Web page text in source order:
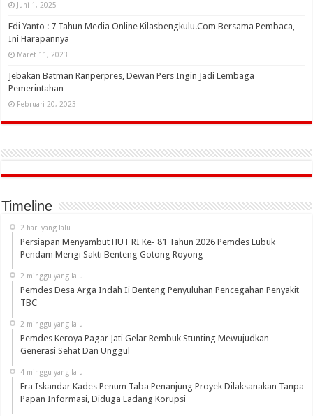
Juni 1, 2025
Edi Yanto : 7 Tahun Media Online Kilasbengkulu.Com Bersama Pembaca,
Ini Harapannya
Maret 11, 2023
Jebakan Batman Ranperpres, Dewan Pers Ingin Jadi Lembaga
Pemerintahan
Februari 20, 2023
Timeline
2 hari yang lalu
Persiapan Menyambut HUT RI Ke- 81 Tahun 2026 Pemdes Lubuk
Pendam Merigi Sakti Benteng Gotong Royong
2 minggu yang lalu
Pemdes Desa Arga Indah Ii Benteng Penyuluhan Pencegahan Penyakit
TBC
2 minggu yang lalu
Pemdes Keroya Pagar Jati Gelar Rembuk Stunting Mewujudkan
Generasi Sehat Dan Unggul
4 minggu yang lalu
Era Iskandar Kades Penum Taba Penanjung Proyek Dilaksanakan Tanpa
Papan Informasi, Diduga Ladang Korupsi